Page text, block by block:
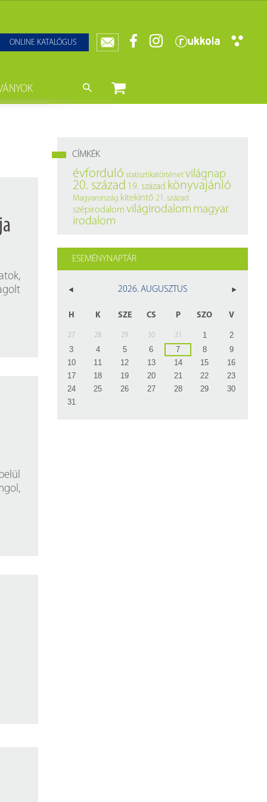
ONLINE KATALÓGUS
CÍMKÉK
évforduló statisztikatörténet világnap
20. század 19. század könyvajánló
Magyarország kitekintő 21. század
szépirodalom világirodalom magyar
irodalom
ESEMÉNYNAPTÁR
2026. AUGUSZTUS
H K SZE CS P SZO V
27 28 29 30 31 1
2
3
4 5 6 7 8
9
10
11 12 13 14 15
16
17
18 19 20 21 22
23
24
25 26 27 28 29
30
31